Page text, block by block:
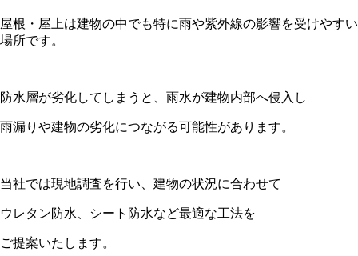
屋根・屋上は建物の中でも特に雨や紫外線の影響を受けやすい
場所です。
防水層が劣化してしまうと、雨水が建物内部へ侵入し
雨漏りや建物の劣化につながる可能性があります。
当社では現地調査を行い、建物の状況に合わせて
ウレタン防水、シート防水など最適な工法を
ご提案いたします。